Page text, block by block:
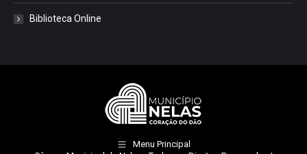
Biblioteca Online
Menu Principal